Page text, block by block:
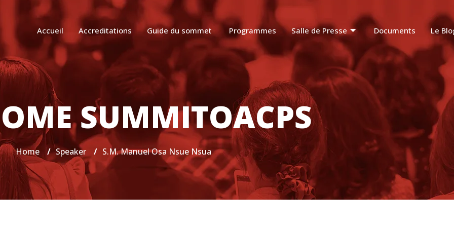
Accueil Accreditations Guide du sommet Programmes Salle de Presse Documents Le
SUMMITOACPS
Home / Speaker / S.M. Manuel Osa Nsue Nsua